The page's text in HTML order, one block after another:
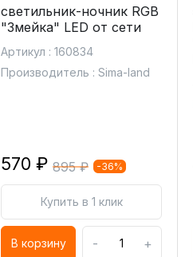
светильник-ночник RGB
"Змейка" LED от сети
Артикул : 160834
Производитель : Sima-land
570 ₽ 895 ₽ -36%
Купить в 1 клик
В корзину - +